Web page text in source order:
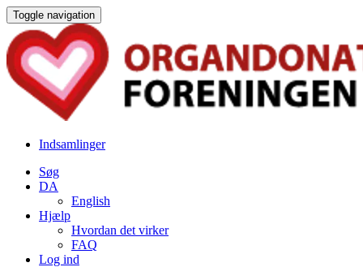
Toggle navigation
Indsamlinger
Søg
DA
English
Hjælp
Hvordan det virker
FAQ
Log ind